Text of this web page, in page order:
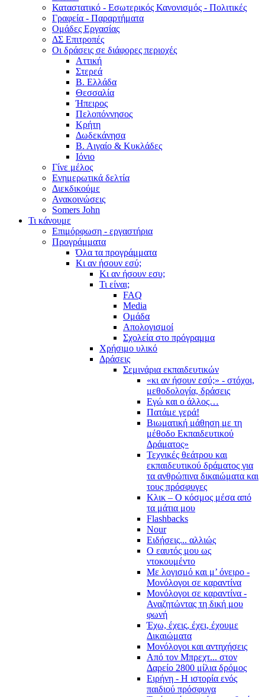
Καταστατικό - Εσωτερικός Κανονισμός - Πολιτικές
Γραφεία - Παραρτήματα
Ομάδες Εργασίας
ΔΣ Επιτροπές
Οι δράσεις σε διάφορες περιοχές
Αττική
Στερεά
Β. Ελλάδα
Θεσσαλία
Ήπειρος
Πελοπόννησος
Κρήτη
Δωδεκάνησα
Β. Αιγαίο & Κυκλάδες
Ιόνιο
Γίνε μέλος
Ενημερωτικά δελτία
Διεκδικούμε
Ανακοινώσεις
Somers John
Τι κάνουμε
Επιμόρφωση - εργαστήρια
Προγράμματα
Όλα τα προγράμματα
Κι αν ήσουν εσύ;
Κι αν ήσουν εσυ;
Τι είναι;
FAQ
Media
Ομάδα
Απολογισμοί
Σχολεία στο πρόγραμμα
Χρήσιμο υλικό
Δράσεις
Σεμινάρια εκπαιδευτικών
«κι αν ήσουν εσύ;» - στόχοι,
μεθοδολογία, δράσεις
Εγώ και ο άλλος…
Πατάμε γερά!
Βιωματική μάθηση με τη
μέθοδο Εκπαιδευτικού
Δράματος»
Τεχνικές θεάτρου και
εκπαιδευτικού δράματος για
τα ανθρώπινα δικαιώματα και
τους πρόσφυγες
Κλικ – Ο κόσμος μέσα από
τα μάτια μου
Flashbacks
Nour
Ειδήσεις... αλλιώς
Ο εαυτός μου ως
ντοκουμέντο
Με λογισμό και μ’ όνειρο -
Μονόλογοι σε καραντίνα
Μονόλογοι σε καραντίνα -
Αναζητώντας τη δική μου
φωνή
Έχω, έχεις, έχει, έχουμε
Δικαιώματα
Μονόλογοι και αντηχήσεις
Από τον Μπρεχτ... στον
Δαρείο 2800 μίλια δρόμος
Ειρήνη - Η ιστορία ενός
παιδιού πρόσφυγα